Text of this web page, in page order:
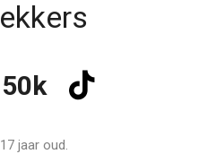
jaar oud.